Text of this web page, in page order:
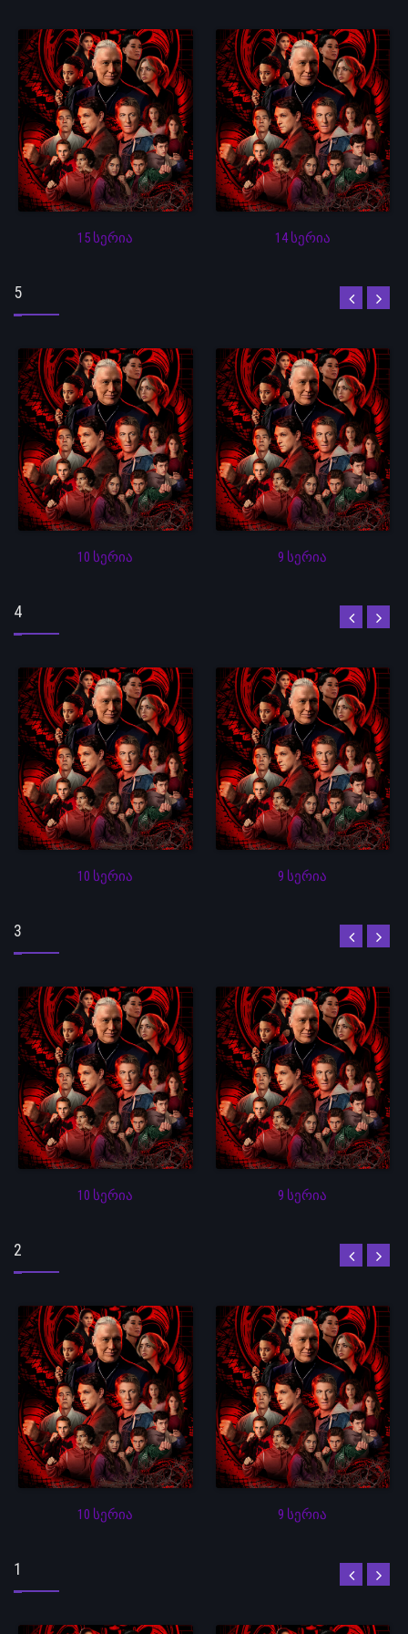
15 სერია 14 სერია
5
10 სერია 9 სერია
4
10 სერია 9 სერია
3
10 სერია 9 სერია
2
10 სერია 9 სერია
1